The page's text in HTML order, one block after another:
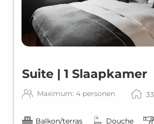
Suite | 1 Slaapkamer
Maximum: 4 personen 33
Balkon/terras Douche